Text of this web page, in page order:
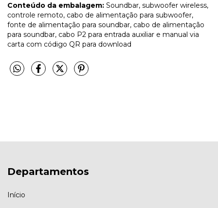
Conteúdo da embalagem: Soundbar, subwoofer wireless,
controle remoto, cabo de alimentação para subwoofer,
fonte de alimentação para soundbar, cabo de alimentação
para soundbar, cabo P2 para entrada auxiliar e manual via
carta com código QR para download
Departamentos
Início